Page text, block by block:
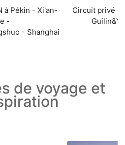
à Pékin - Xi'an-
-
- Shanghai
Circuit privé
de voyage et